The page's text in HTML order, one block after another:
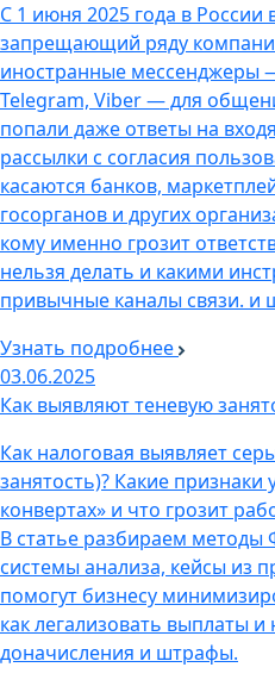
С 1 июня 2025 года в России
запрещающий ряду
иностранные мессенджеры
Telegram, Viber — для
попали даже ответы на
рассылки с согласия
касаются банков,
госорганов и других
кому именно грозит
нельзя делать и какими
привычные каналы связи. и
Узнать подробнее
03.06.2025
Как выявляют теневую
Как налоговая выявляет
занятость)? Какие
конвертах» и что грозит
В статье разбираем
системы анализа, кейсы из
помогут бизнесу
как легализовать выплаты
доначисления и штрафы.